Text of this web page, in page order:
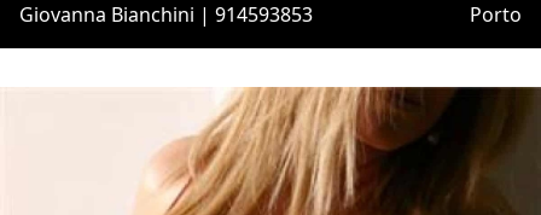
Giovanna Bianchini | 914593853 Porto